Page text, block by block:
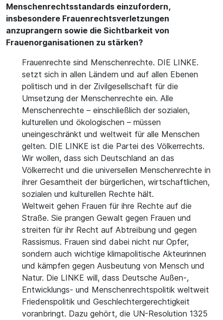
Menschenrechtsstandards einzufordern,
insbesondere Frauenrechtsverletzungen
anzuprangern sowie die Sichtbarkeit von
Frauenorganisationen zu stärken?
Frauenrechte sind Menschenrechte. DIE LINKE.
setzt sich in allen Ländern und auf allen Ebenen
politisch und in der Zivilgesellschaft für die
Umsetzung der Menschenrechte ein. Alle
Menschenrechte – einschließlich der sozialen,
kulturellen und ökologischen – müssen
uneingeschränkt und weltweit für alle Menschen
gelten. DIE LINKE ist die Partei des Völkerrechts.
Wir wollen, dass sich Deutschland an das
Völkerrecht und die universellen Menschenrechte in
ihrer Gesamtheit der bürgerlichen, wirtschaftlichen,
sozialen und kulturellen Rechte hält.
Weltweit gehen Frauen für ihre Rechte auf die
Straße. Sie prangen Gewalt gegen Frauen und
streiten für ihr Recht auf Abtreibung und gegen
Rassismus. Frauen sind dabei nicht nur Opfer,
sondern auch wichtige klimapolitische Akteurinnen
und kämpfen gegen Ausbeutung von Mensch und
Natur. Die LINKE will, dass Deutsche Außen-,
Entwicklungs- und Menschenrechtspolitik weltweit
Friedenspolitik und Geschlechtergerechtigkeit
voranbringt. Dazu gehört, die UN-Resolution 1325